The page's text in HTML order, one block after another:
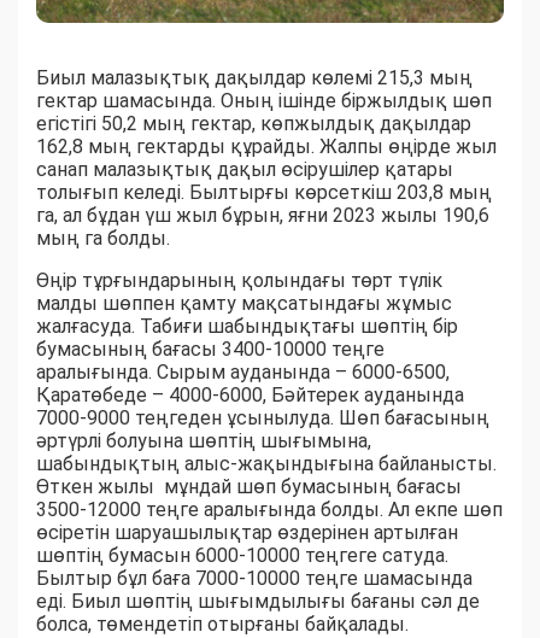
Биыл малазықтық дақылдар көлемі 215,3 мың
гектар шамасында. Оның ішінде біржылдық шөп
егістігі 50,2 мың гектар, көпжылдық дақылдар
162,8 мың гектарды құрайды. Жалпы өңірде жыл
санап малазықтық дақыл өсірушілер қатары
толығып келеді. Былтырғы көрсеткіш 203,8 мың
га, ал бұдан үш жыл бұрын, яғни 2023 жылы 190,6
мың га болды.
Өңір тұрғындарының қолындағы төрт түлік
малды шөппен қамту мақсатындағы жұмыс
жалғасуда. Табиғи шабындықтағы шөптің бір
бумасының бағасы 3400-10000 теңге
аралығында. Сырым ауданында – 6000-6500,
Қаратөбеде – 4000-6000, Бәйтерек ауданында
7000-9000 теңгеден ұсынылуда. Шөп бағасының
әртүрлі болуына шөптің шығымына,
шабындықтың алыс-жақындығына байланысты.
Өткен жылы мұндай шөп бумасының бағасы
3500-12000 теңге аралығында болды. Ал екпе шөп
өсіретін шаруашылықтар өздерінен артылған
шөптің бумасын 6000-10000 теңгеге сатуда.
Былтыр бұл баға 7000-10000 теңге шамасында
еді. Биыл шөптің шығымдылығы бағаны сәл де
болса, төмендетіп отырғаны байқалады.